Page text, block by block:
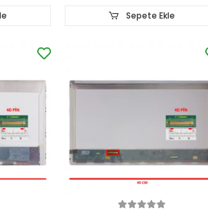
Sepete Ekle